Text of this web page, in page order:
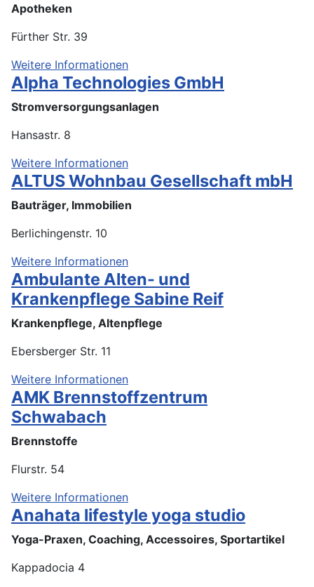
Apotheken
Fürther Str. 39
Weitere Informationen
Alpha Technologies GmbH
Stromversorgungsanlagen
Hansastr. 8
Weitere Informationen
ALTUS Wohnbau Gesellschaft mbH
Bauträger, Immobilien
Berlichingenstr. 10
Weitere Informationen
Ambulante Alten- und
Krankenpflege Sabine Reif
Krankenpflege, Altenpflege
Ebersberger Str. 11
Weitere Informationen
AMK Brennstoffzentrum
Schwabach
Brennstoffe
Flurstr. 54
Weitere Informationen
Anahata lifestyle yoga studio
Yoga-Praxen, Coaching, Accessoires, Sportartikel
Kappadocia 4